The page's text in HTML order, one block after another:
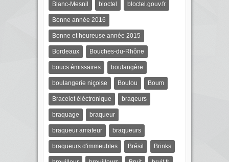
Blanc-Mesnil bloctel bloctel.gouv.fr
Bonne année 2016
Bonne et heureuse année 2015
Bordeaux Bouches-du-Rhône
boucs émissaires boulangère
boulangerie niçoise Boulou Boum
Bracelet éléctronique braqeurs
braquage braqueur
braqueur amateur braqueurs
braqueurs d'immeubles Brésil Brinks